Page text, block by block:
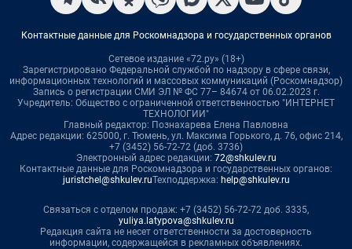
Контактные данные для Роскомнадзора и государственных органов
Сетевое издание «72.ру» (18+)
Зарегистрировано Федеральной службой по надзору в сфере связи,
информационных технологий и массовых коммуникаций (Роскомнадзор)
Запись о регистрации СМИ ЭЛ № ФС 77– 84674 от 06.02.2023 г.
Учредитель: Общество с ограниченной ответственностью "ИНТЕРНЕТ
ТЕХНОЛОГИИ"
Главный редактор: Познахарева Елена Павловна
Адрес редакции: 625000, г. Тюмень, ул. Максима Горького, д. 76, офис 214,
+7 (3452) 56-72-72 (доб. 3736)
Электронный адрес редакции: 72@shkulev.ru
Контактные данные для Роскомнадзора и государственных органов:
juristchel@shkulev.ruТехподдержка: help@shkulev.ru
Связаться с отделом продаж: +7 (3452) 56-72-72 доб. 3335,
yuliya.latypova@shkulev.ru
Редакция сайта не несет ответственности за достоверность
информации, содержащейся в рекламных объявлениях.